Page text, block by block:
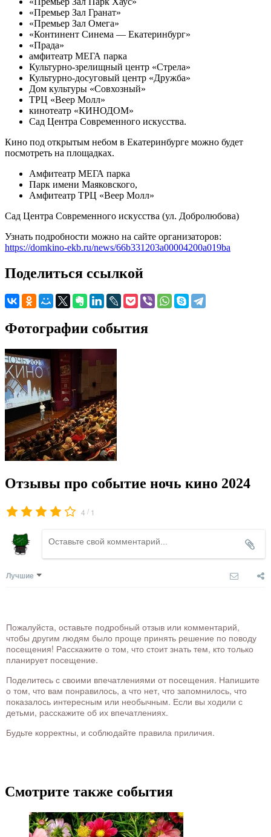
«Премьер Зал Гранат»
«Премьер Зал Омега»
«Континент Синема — Екатеринбург»
«Прада»
амфитеатр МЕГА парка
Культурно-зрелищный центр «Стрела»
Культурно-досуговый центр «Дружба»
Дом культуры «Совхозный»
ТРЦ «Веер Молл»
кинотеатр «КИНОДОМ»
Сад Центра Современного искусства.
Кино под открытым небом в Екатеринбурге можно будет
посмотреть на площадках.
Амфитеатр МЕГА парка
Парк имени Маяковского,
Амфитеатр ТРЦ «Веер Молл»
Сад Центра Современного искусства (ул. Добролюбова)
Узнать подробности можно на сайте организаторов:
https://domkino-ekb.ru/news/66b331203a00004200a019ba
Поделиться ссылкой
Фотографии события
Отзывы про событие ночь кино 2024
4 / 1
Лучшие
Пожалуйста, оставьте подробный отзыв или комментарий,
чтобы другим людям было проще принять решение по поводу
посещения! Расскажите о том, что стоит знать тем, кто только
планирует посещение.
Поделитесь с своими впечатлениями от посещения. Напишите
о том, что вам понравилось, а что нет, что запомнилось, что
показалось интересным или необычным. Если вы ходили с
детьми, расскажите об их впечатлениях.
Будьте корректны, и соблюдайте правила приличия.
Смотрите также события